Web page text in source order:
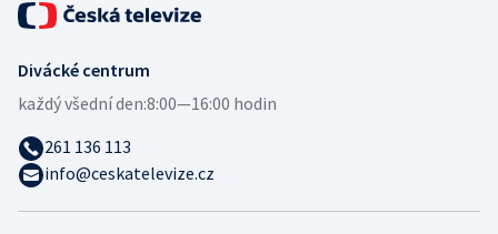
Divácké centrum
každý všední den:8:00—16:00 hodin
261 136 113
info@ceskatelevize.cz